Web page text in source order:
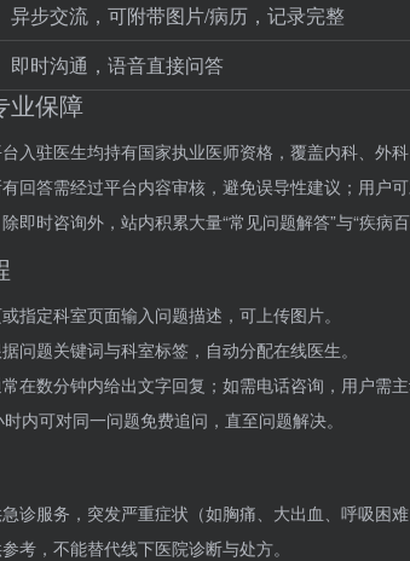
异步交流，可附带图片/病历，记录完整
即时沟通，语音直接问答
业保障
入驻医生均持有国家执业医师资格，覆盖内科、外
有回答需经过平台内容审核，避免误导性建议；用户
即时咨询外，站内积累大量“常见问题解答”与“疾病
或指定科室页面输入问题描述，可上传图片。
问题关键词与科室标签，自动分配在线医生。
常在数分钟内给出文字回复；如需电话咨询，用户需主
时内可对同一问题免费追问，直至问题解决。
诊服务，突发严重症状（如胸痛、大出血、呼吸困难
考，不能替代线下医院诊断与处方。